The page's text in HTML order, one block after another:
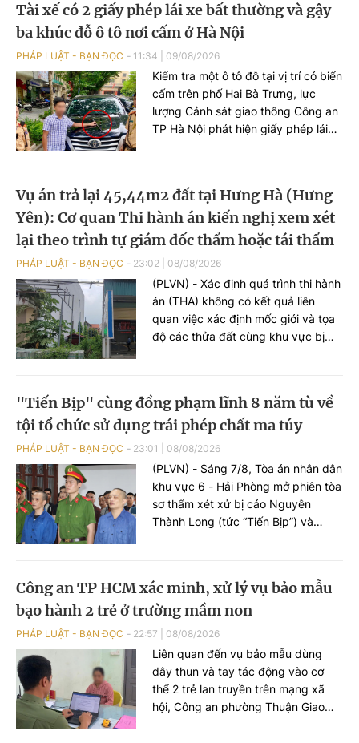
Tài xế có 2 giấy phép lái xe bất thường và gậy
ba khúc đỗ ô tô nơi cấm ở Hà Nội
PHÁP LUẬT - BẠN ĐỌC 11:34 09/08/2026
Kiểm tra một ô tô đỗ tại vị trí có biển
cấm trên phố Hai Bà Trưng, lực
lượng Cảnh sát giao thông Công an
TP Hà Nội phát hiện giấy phép lái
lái xe khác, gậy ba khúc bằng kim
loại và 1 bình xịt hơi cay.
Vụ án trả lại 45,44m2 đất tại Hưng Hà (Hưng
Yên): Cơ quan Thi hành án kiến nghị xem xét
lại theo trình tự giám đốc thẩm hoặc tái thẩm
PHÁP LUẬT - BẠN ĐỌC 23:02 08/08/2026
(PLVN) - Xác định quá trình thi hành
án (THA) không có kết quả liên
quan việc xác định mốc giới và tọa
độ các thửa đất cùng khu vực bị
giám đốc thẩm hoặc tái thẩm.
"Tiến Bịp" cùng đồng phạm lĩnh 8 năm tù về
tội tổ chức sử dụng trái phép chất ma túy
PHÁP LUẬT - BẠN ĐỌC 23:01 08/08/2026
(PLVN) - Sáng 7/8, Tòa án nhân dân
khu vực 6 - Hải Phòng mở phiên tòa
sơ thẩm xét xử bị cáo Nguyễn
Thành Long (tức “Tiến Bịp”) và
Công an TP HCM xác minh, xử lý vụ bảo mẫu
bạo hành 2 trẻ ở trường mầm non
PHÁP LUẬT - BẠN ĐỌC 22:57 08/08/2026
Liên quan đến vụ bảo mẫu dùng
dây thun và tay tác động vào cơ
thể 2 trẻ lan truyền trên mạng xã
hội, Công an phường Thuận Giao